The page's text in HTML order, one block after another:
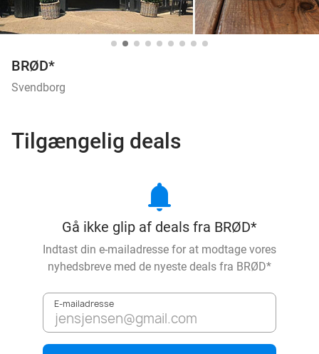
BRØD*
Svendborg
Tilgængelig deals
notifications
Gå ikke glip af deals fra BRØD*
Indtast din e-mailadresse for at modtage vores
nyhedsbreve med de nyeste deals fra BRØD*
E-mailadresse